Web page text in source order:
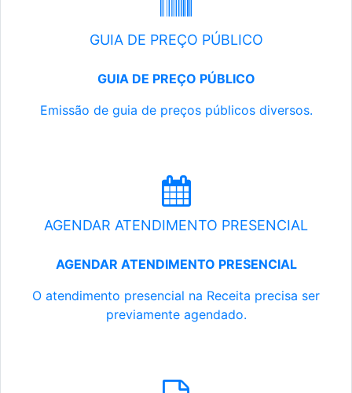
GUIA DE PREÇO PÚBLICO
GUIA DE PREÇO PÚBLICO
Emissão de guia de preços públicos diversos.
AGENDAR ATENDIMENTO PRESENCIAL
AGENDAR ATENDIMENTO PRESENCIAL
O atendimento presencial na Receita precisa ser
previamente agendado.